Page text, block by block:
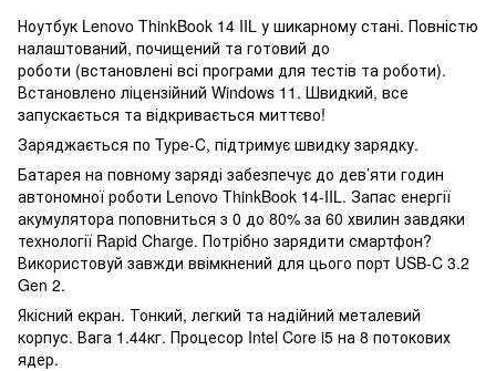
Ноутбук Lenovo ThinkBook 14 IIL у шикарному стані. Повністю
налаштований, почищений та готовий до
роботи (встановлені всі програми для тестів та роботи).
Встановлено ліцензійний Windows 11. Швидкий, все
запускається та відкривається миттєво!
Заряджається по Type-C, підтримує швидку зарядку.
Батарея на повному заряді забезпечує до дев’яти годин
автономної роботи Lenovo ThinkBook 14-IIL. Запас енергії
акумулятора поповниться з 0 до 80% за 60 хвилин завдяки
технології Rapid Charge. Потрібно зарядити смартфон?
Використовуй завжди ввімкнений для цього порт USB-C 3.2
Gen 2.
Якісний екран. Тонкий, легкий та надійний металевий
корпус. Вага 1.44кг. Процесор Intel Core i5 на 8 потокових
ядер.